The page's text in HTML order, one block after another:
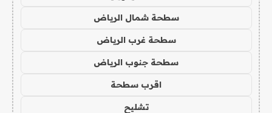
سطحة شمال الرياض
سطحة غرب الرياض
سطحة جنوب الرياض
اقرب سطحة
تشليح